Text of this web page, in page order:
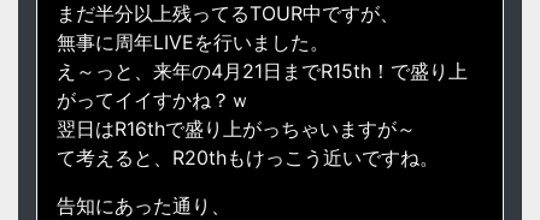
まだ半分以上残ってるTOUR中ですが、
無事に周年LIVEを行いました。
え～っと、来年の4月21日までR15th！で盛り上
がってイイすかね？ｗ
翌日はR16thで盛り上がっちゃいますが～
て考えると、R20thもけっこう近いですね。
告知にあった通り、